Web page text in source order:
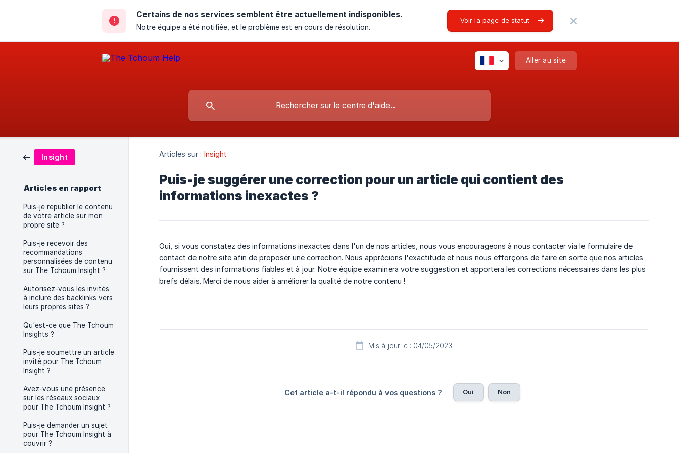
Certains de nos services semblent être actuellement indisponibles.
Notre équipe a été notifiée, et le problème est en cours de résolution.
Voir la page de statut
Aller au site
Insight
Articles en rapport
Puis-je republier le contenu
de votre article sur mon
propre site ?
Puis-je recevoir des
recommandations
personnalisées de contenu
sur The Tchoum Insight ?
Autorisez-vous les invités
à inclure des backlinks vers
leurs propres sites ?
Qu'est-ce que The Tchoum
Insights ?
Puis-je soumettre un article
invité pour The Tchoum
Insight ?
Avez-vous une présence
sur les réseaux sociaux
pour The Tchoum Insight ?
Puis-je demander un sujet
pour The Tchoum Insight à
couvrir ?
Articles sur : Insight
Puis-je suggérer une correction pour un article qui contient des
informations inexactes ?
Oui, si vous constatez des informations inexactes dans l'un de nos articles, nous vous encourageons à nous contacter via le formulaire de
contact de notre site afin de proposer une correction. Nous apprécions l'exactitude et nous nous efforçons de faire en sorte que nos articles
fournissent des informations fiables et à jour. Notre équipe examinera votre suggestion et apportera les corrections nécessaires dans les plus
brefs délais. Merci de nous aider à améliorer la qualité de notre contenu !
Mis à jour le : 04/05/2023
Cet article a-t-il répondu à vos questions ? Oui Non